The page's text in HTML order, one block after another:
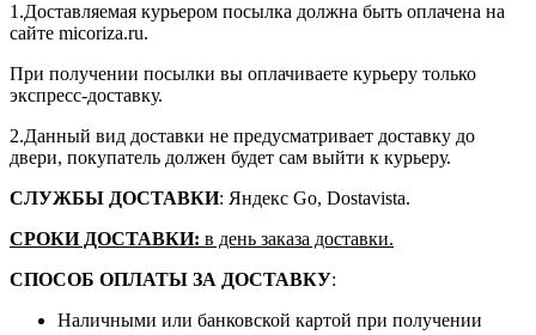
1.Доставляемая курьером посылка должна быть оплачена на
сайте micoriza.ru.
При получении посылки вы оплачиваете курьеру только
экспресс-доставку.
2.Данный вид доставки не предусматривает доставку до
двери, покупатель должен будет сам выйти к курьеру.
СЛУЖБЫ ДОСТАВКИ: Яндекс Go, Dostavista.
СРОКИ ДОСТАВКИ: в день заказа доставки.
СПОСОБ ОПЛАТЫ ЗА ДОСТАВКУ:
Наличными или банковской картой при получении